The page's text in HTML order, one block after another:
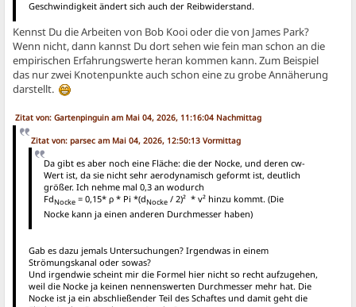
Geschwindigkeit ändert sich auch der Reibwiderstand.
Kennst Du die Arbeiten von Bob Kooi oder die von James Park?
Wenn nicht, dann kannst Du dort sehen wie fein man schon an die
empirischen Erfahrungswerte heran kommen kann. Zum Beispiel
das nur zwei Knotenpunkte auch schon eine zu grobe Annäherung
darstellt.
Zitat von: Gartenpinguin am Mai 04, 2026, 11:16:04 Nachmittag
Zitat von: parsec am Mai 04, 2026, 12:50:13 Vormittag
Da gibt es aber noch eine Fläche: die der Nocke, und deren cw-
Wert ist, da sie nicht sehr aerodynamisch geformt ist, deutlich
größer. Ich nehme mal 0,3 an wodurch
FdNocke ​ = 0,15* ρ * Pi *​(dNocke / 2)² * v² hinzu kommt. (Die
Nocke kann ja einen anderen Durchmesser haben)
Gab es dazu jemals Untersuchungen? Irgendwas in einem
Strömungskanal oder sowas?
Und irgendwie scheint mir die Formel hier nicht so recht aufzugehen,
weil die Nocke ja keinen nennenswerten Durchmesser mehr hat. Die
Nocke ist ja ein abschließender Teil des Schaftes und damit geht die